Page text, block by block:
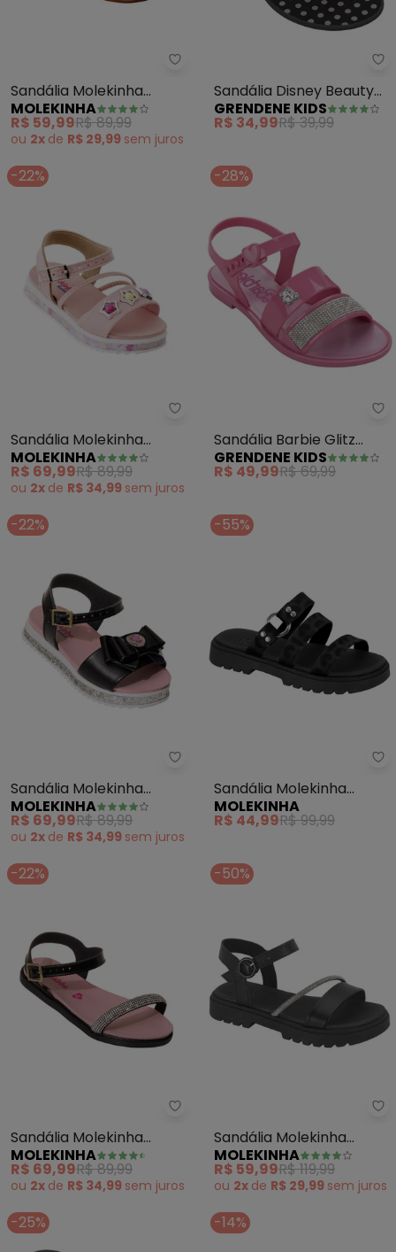
Molekinha - Sandália
Sandália Molekinha
(Rosa) em Sintético
MOLEKINHA
R$ 59,99R$ 89,99
ou 2x de R$ 29,99 sem juros
Sandália Disney Beauty
(Preto)
GRENDENE KIDS
R$ 34,99R$ 39,99
-22%
Molekinha - Sandália
Sandália Molekinha
(Rosa) em Sintético
MOLEKINHA
R$ 69,99R$ 89,99
ou 2x de R$ 34,99 sem juros
-28%
Sandália Barbie Glitz
(Rosa) em Sintético
GRENDENE KIDS
R$ 49,99R$ 69,99
-22%
Molekinha - Sandália
Sandália Molekinha
(Preto) em Sintético
MOLEKINHA
R$ 69,99R$ 89,99
ou 2x de R$ 34,99 sem juros
-55%
Sandália Molekinha
(Preta) em Sintético
MOLEKINHA
R$ 44,99R$ 99,99
-22%
Molekinha - Sandália
Sandália Molekinha
(Preto) em Sintético
MOLEKINHA
R$ 69,99R$ 89,99
ou 2x de R$ 34,99 sem juros
-50%
Sandália Molekinha
(Preta) com Strass
MOLEKINHA
R$ 59,99R$ 119,99
ou 2x de R$ 29,99 sem juros
-25% -14%